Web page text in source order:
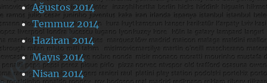
Ağustos 2014
Temmuz 2014
Haziran 2014
Mayıs 2014
Nisan 2014